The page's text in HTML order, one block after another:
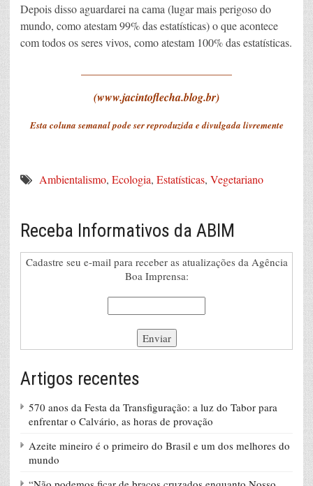
Depois disso aguardarei na cama (lugar mais perigoso do
mundo, como atestam 99% das estatísticas) o que acontece
com todos os seres vivos, como atestam 100% das estatísticas.
(www.jacintoflecha.blog.br)
Esta coluna semanal pode ser reproduzida e divulgada livremente
Ambientalismo, Ecologia, Estatísticas, Vegetariano
Receba Informativos da ABIM
Cadastre seu e-mail para receber as atualizações da Agência
Boa Imprensa:
Artigos recentes
570 anos da Festa da Transfiguração: a luz do Tabor para
enfrentar o Calvário, as horas de provação
Azeite mineiro é o primeiro do Brasil e um dos melhores do
mundo